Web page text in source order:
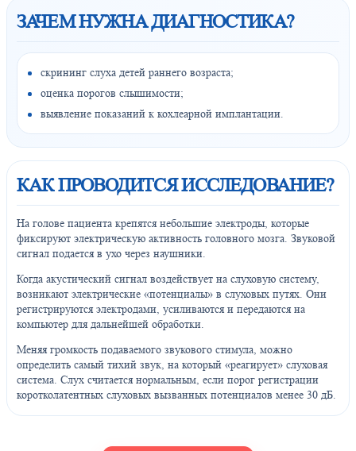
ЗАЧЕМ НУЖНА ДИАГНОСТИКА?
скрининг слуха детей раннего возраста;
оценка порогов слышимости;
выявление показаний к кохлеарной имплантации.
КАК ПРОВОДИТСЯ ИССЛЕДОВАНИЕ?
На голове пациента крепятся небольшие электроды, которые
фиксируют электрическую активность головного мозга. Звуковой
сигнал подается в ухо через наушники.
Когда акустический сигнал воздействует на слуховую систему,
возникают электрические «потенциалы» в слуховых путях. Они
регистрируются электродами, усиливаются и передаются на
компьютер для дальнейшей обработки.
Меняя громкость подаваемого звукового стимула, можно
определить самый тихий звук, на который «реагирует» слуховая
система. Слух считается нормальным, если порог регистрации
коротколатентных слуховых вызванных потенциалов менее 30 дБ.